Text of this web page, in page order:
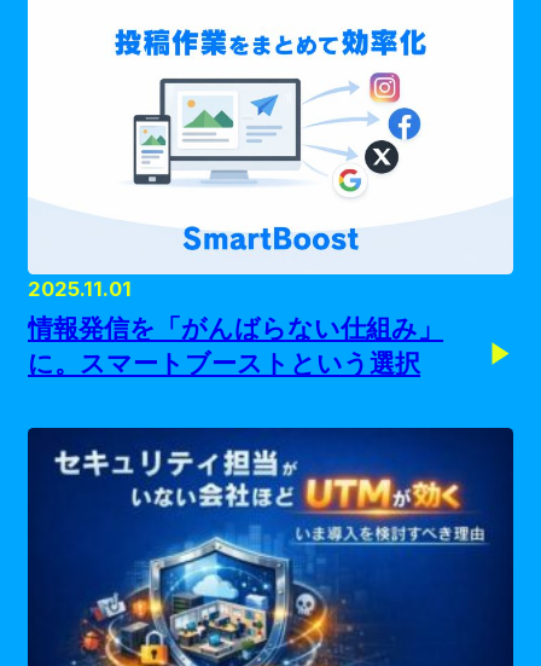
2025.11.01
情報発信を「がんばらない仕組み」
に。スマートブーストという選択